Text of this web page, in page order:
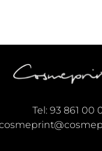
Tel: 93 861 00